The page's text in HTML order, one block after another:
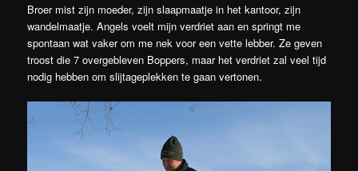
Broer mist zijn moeder, zijn slaapmaatje in het kantoor, zijn
wandelmaatje. Angels voelt mijn verdriet aan en springt me
spontaan wat vaker om me nek voor een vette lebber. Ze geven
troost die 7 overgebleven Boppers, maar het verdriet zal veel tijd
nodig hebben om slijtageplekken te gaan vertonen.